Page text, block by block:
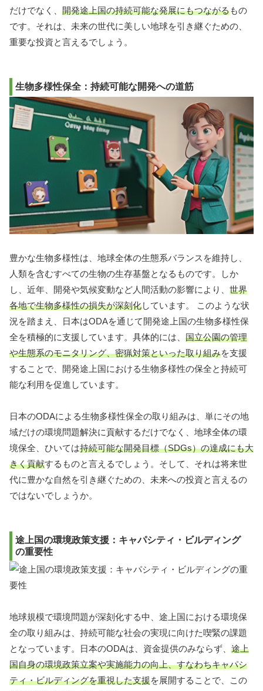
だけでなく、 開発途上国の持続可能な発展にもつながるもの
です。それは、未来の世代に美しい地球を引き継ぐための、
重要な投資と言えるでしょう。
生物多様性保全：持続可能な開発への道筋
豊かな生物多様性は、地球全体の生態系バランスを維持し、
人類を含むすべての生物の生存基盤となるものです。しか
し、近年、開発や気候変動など人間活動の影響により、 世界
各地で生物多様性の損失が深刻化しています。 このような状
況を踏まえ、日本はODAを通じて開発途上国の生物多様性保
全を積極的に支援しています。具体的には、 国立公園の管理
や生態系のモニタリング、密猟対策といった取り組みを支援
することで、開発途上国における生物多様性の保全と持続可
能な利用を促進しています。
日本のODAによる生物多様性保全の取り組みは、単にその地
域だけの環境問題解決に貢献するだけでなく、地球全体の環
境保全、ひいては持続可能な開発目標（SDGs）の達成にも大
きく貢献するものと言えるでしょう。そして、それは将来世
代に豊かな自然を引き継ぐための、未来への投資と言えるの
ではないでしょうか。
途上国の環境政策支援：キャパシティ・ビルディング
の重要性
地球規模で環境問題が深刻化する中、途上国における環境保
全の取り組みは、持続可能な社会の実現に向けた喫緊の課題
となっています。日本のODAは、資金提供のみならず、 途上
国自身の環境政策立案や実施能力の向上、すなわちキャパシ
ティ・ビルディングを重視した支援を展開することで、この